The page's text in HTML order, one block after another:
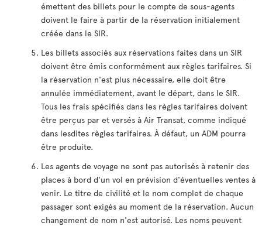
émettent des billets pour le compte de sous-agents
doivent le faire à partir de la réservation initialement
créée dans le SIR.
Les billets associés aux réservations faites dans un SIR
doivent être émis conformément aux règles tarifaires. Si
la réservation n'est plus nécessaire, elle doit être
annulée immédiatement, avant le départ, dans le SIR.
Tous les frais spécifiés dans les règles tarifaires doivent
être perçus par et versés à Air Transat, comme indiqué
dans lesdites règles tarifaires. À défaut, un ADM pourra
être produite.
Les agents de voyage ne sont pas autorisés à retenir des
places à bord d'un vol en prévision d'éventuelles ventes à
venir. Le titre de civilité et le nom complet de chaque
passager sont exigés au moment de la réservation. Aucun
changement de nom n'est autorisé. Les noms peuvent